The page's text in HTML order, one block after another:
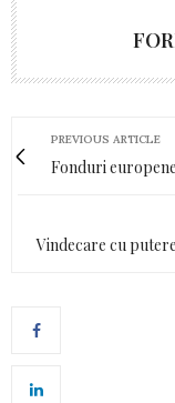
PREVIOUS ARTICLE
Fonduri
Vindecare cu